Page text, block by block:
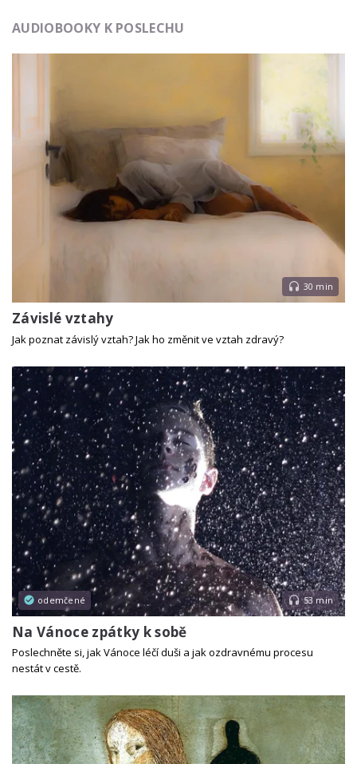
AUDIOBOOKY K POSLECHU
30 min
Závislé vztahy
Jak poznat závislý vztah? Jak ho změnit ve vztah zdravý?
odemčené 53 min
Na Vánoce zpátky k sobě
Poslechněte si, jak Vánoce léčí duši a jak ozdravnému procesu
nestát v cestě.